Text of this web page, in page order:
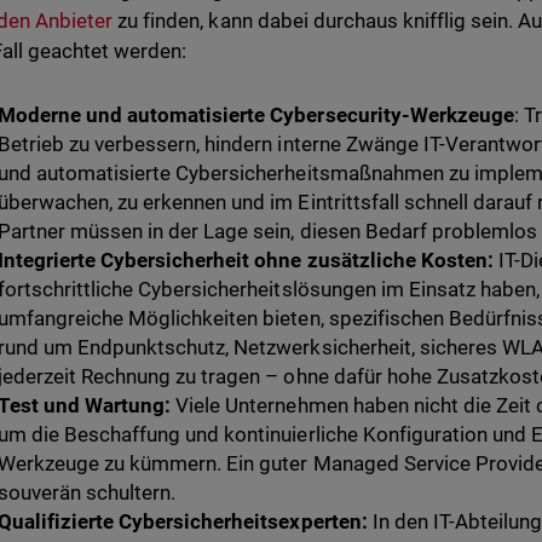
Anbieterzu finden, kann dabei durchaus knifflig sein.
geachtet werden:
und automatisierte Cybersecurity-Werkzeuge:
zu verbessern, hindern interne Zwänge IT-
automatisierte Cybersicherheitsmaßnahmen zu
zu erkennen und im Eintrittsfall schnell darauf
müssen in der Lage sein, diesen Bedarf problemlos
Cybersicherheit ohne zusätzliche Kosten: IT-
Cybersicherheitslösungen im Einsatz
Möglichkeiten bieten, spezifischen
um Endpunktschutz, Netzwerksicherheit, sicheres
Rechnung zu tragen – ohne dafür hohe
und Wartung: Viele Unternehmen haben nicht die Zeit
die Beschaffung und kontinuierliche Konfiguration und
zu kümmern. Ein guter Managed Service
schultern.
Cybersicherheitsexperten: In den IT-